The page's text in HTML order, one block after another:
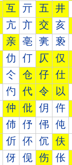
互 亓 五 井
亢 亣 交 亥
亲 亳 亴 亵
仂 仃 仄 仅
仒 仓 仔 仕
仢 代 令 以
仲 仳 仴 仵
伂 伃 伄 伅
伒 伓 伔 伕
伢 伣 伤 伥